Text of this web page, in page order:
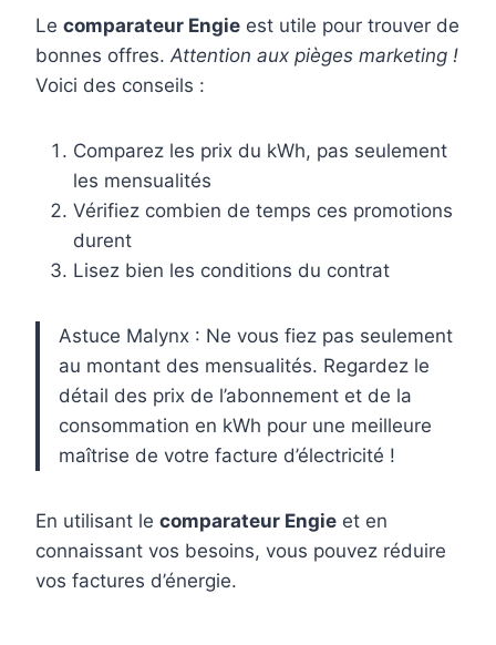
Le comparateur Engie est utile pour trouver de
bonnes offres. Attention aux pièges marketing !
Voici des conseils :
Comparez les prix du kWh, pas seulement
les mensualités
Vérifiez combien de temps ces promotions
durent
Lisez bien les conditions du contrat
Astuce Malynx : Ne vous fiez pas seulement
au montant des mensualités. Regardez le
détail des prix de l’abonnement et de la
consommation en kWh pour une meilleure
maîtrise de votre facture d’électricité !
En utilisant le comparateur Engie et en
connaissant vos besoins, vous pouvez réduire
vos factures d’énergie.